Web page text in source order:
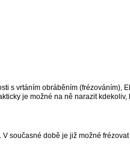
s vrtáním obráběním (frézováním),
je možné na ně narazit kdekoliv,
současné době je již možné